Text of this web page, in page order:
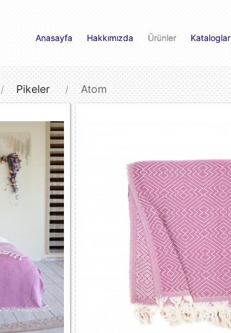
Anasayfa Hakkımızda Ürünler Kataloglar
Pikeler Atom